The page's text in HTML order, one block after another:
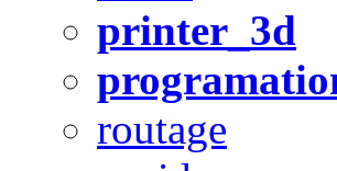
printer_3d
routage